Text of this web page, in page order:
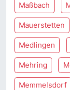
Maßbach
Mauerstetten
Medlingen
Mehring
Memmelsdorf